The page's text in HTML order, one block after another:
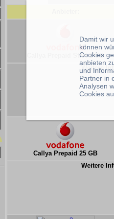
Callya Prepaid Start 2 GB
Weitere
Callya Prepaid 25 GB
Weitere
Damit wir
können
Cookies
anbieten
und
Partner in
Analysen
Cookies